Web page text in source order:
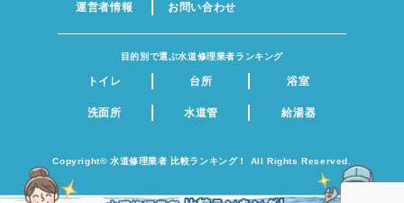
運営者情報 お問い合わせ
目的別で選ぶ水道修理業者ランキング
トイレ 台所 浴室
洗面所 水道管 給湯器
Copyright©︎ 水道修理業者 比較ランキング！ All Rights Reserved.